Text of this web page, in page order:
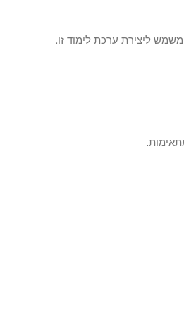
ליצירת ערכת לימוד זו.